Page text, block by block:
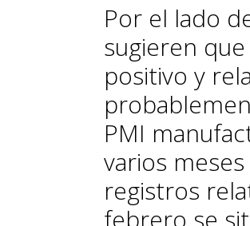
Por el lado
sugieren
positivo y
PMI
varios
registros
febrero se